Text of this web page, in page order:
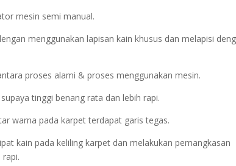
mesin semi manual.
menggunakan lapisan kain khusus dan melapisi
proses alami & proses menggunakan mesin.
tinggi benang rata dan lebih rapi.
warna pada karpet terdapat garis tegas.
kain pada keliling karpet dan melakukan pemangkasan